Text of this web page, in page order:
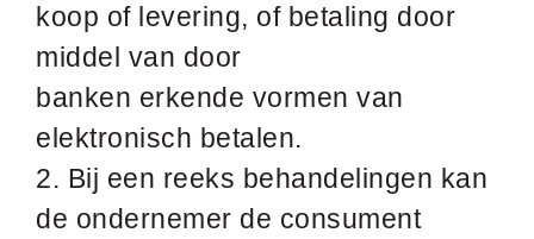
koop of levering, of betaling door
middel van door
banken erkende vormen van
elektronisch betalen.
2. Bij een reeks behandelingen kan
de ondernemer de consument